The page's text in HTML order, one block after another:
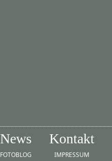
News
FOTOBLOG
Kontakt
IMPRESSUM